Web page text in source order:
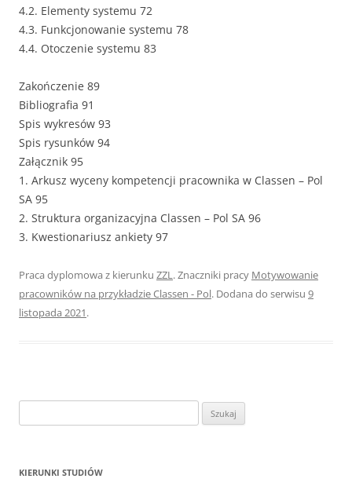
4.2. Elementy systemu 72
4.3. Funkcjonowanie systemu 78
4.4. Otoczenie systemu 83
Zakończenie 89
Bibliografia 91
Spis wykresów 93
Spis rysunków 94
Załącznik 95
1. Arkusz wyceny kompetencji pracownika w Classen – Pol
SA 95
2. Struktura organizacyjna Classen – Pol SA 96
3. Kwestionariusz ankiety 97
Praca dyplomowa z kierunku ZZL. Znaczniki pracy Motywowanie
pracowników na przykładzie Classen - Pol. Dodana do serwisu 9
listopada 2021.
z
KIERUNKI STUDIÓW